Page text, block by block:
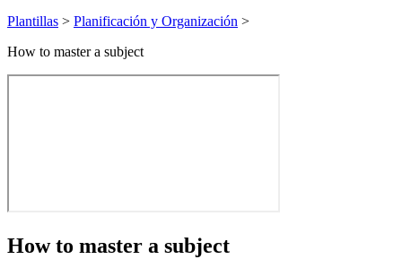
Plantillas > Planificación y Organización >
How to master a subject
How to master a subject